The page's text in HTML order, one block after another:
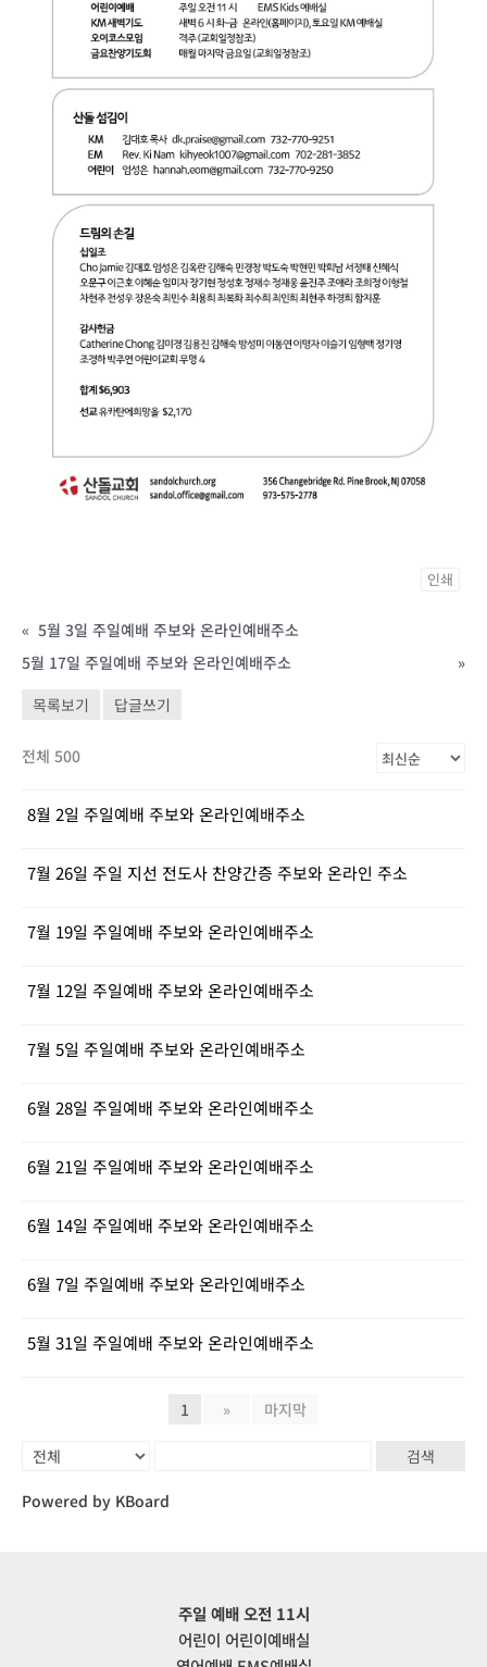
인쇄
« 5월 3일 주일예배 주보와 온라인예배주소
5월 17일 주일예배 주보와 온라인예배주소
»
목록보기
답글쓰기
전체 500
8월 2일 주일예배 주보와 온라인예배주소
7월 26일 주일 지선 전도사 찬양간증 주보와 온라인 주소
7월 19일 주일예배 주보와 온라인예배주소
7월 12일 주일예배 주보와 온라인예배주소
7월 5일 주일예배 주보와 온라인예배주소
6월 28일 주일예배 주보와 온라인예배주소
6월 21일 주일예배 주보와 온라인예배주소
6월 14일 주일예배 주보와 온라인예배주소
6월 7일 주일예배 주보와 온라인예배주소
5월 31일 주일예배 주보와 온라인예배주소
1 » 마지막
검색
Powered by KBoard
주일 예배 오전 11시
어린이 어린이예배실